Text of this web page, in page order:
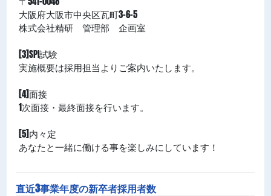
⼤阪府⼤阪市中央区⽡町3-6-5
株式会社精研 管理部 企画室
[3]SPI試験
実施概要は採用担当よりご案内いたします。
[4]面接
1次⾯接・最終⾯接を行います。
[5]内々定
あなたと一緒に働ける事を楽しみにしています！
直近3事業年度の新卒者採⽤者数